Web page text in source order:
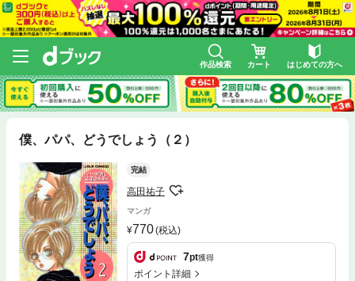
作品検索 カート はじめての方へ
僕、パパ、どうでしょう（２）
完結
高田祐子
マンガ
770(税込)
7pt獲得
ポイント詳細